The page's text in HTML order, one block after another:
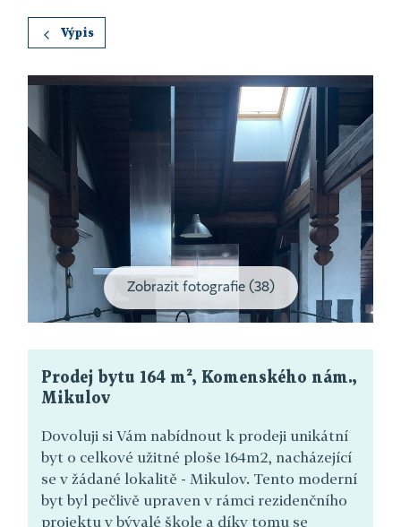
Výpis
Zobrazit fotografie (38)
Prodej bytu 164 m², Komenského nám.,
Mikulov
Dovoluji si Vám nabídnout k prodeji unikátní
byt o celkové užitné ploše 164m2, nacházející
se v žádané lokalitě - Mikulov. Tento moderní
byt byl pečlivě upraven v rámci rezidenčního
projektu v bývalé škole a díky tomu se